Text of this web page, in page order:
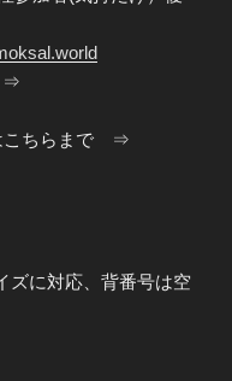
⇒
こちらまで ⇒
ズに対応、背番号は空